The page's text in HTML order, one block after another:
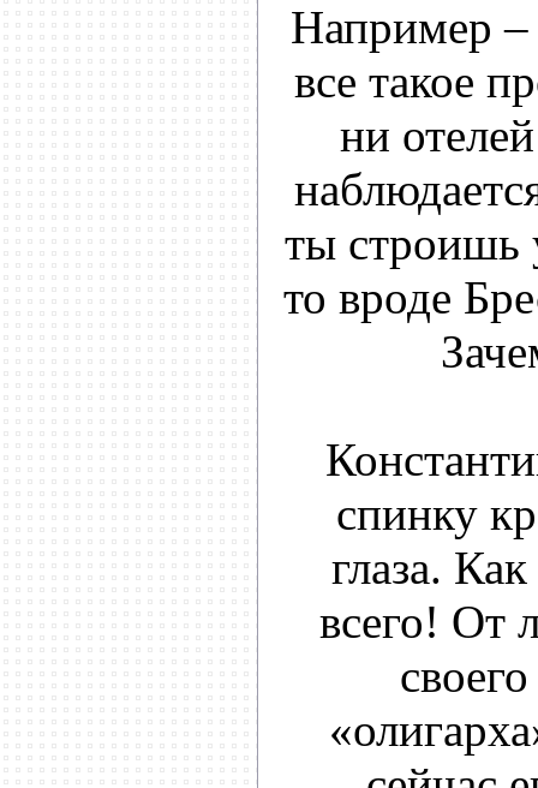
Например –
все такое
ни
ты строишь
то вроде
спинку
глаза.
всего! От